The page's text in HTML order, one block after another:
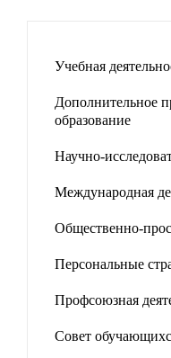
Учебная
Дополнительное
образование
Научно-
Международная
Общественно-
Персональные
Профсоюзная
Совет